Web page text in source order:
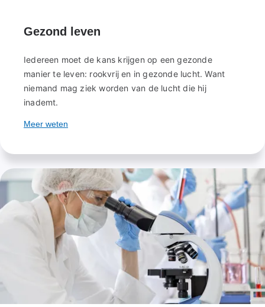
Gezond leven
Iedereen moet de kans krijgen op een gezonde
manier te leven: rookvrij en in gezonde lucht. Want
niemand mag ziek worden van de lucht die hij
inademt.
Meer weten